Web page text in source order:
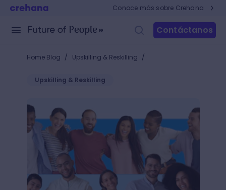
Conoce más sobre Crehana
Contáctanos
Home Blog / Upskilling & Reskilling /
Upskilling & Reskilling
¿Lideras equipos numerosos? Fortalece sus